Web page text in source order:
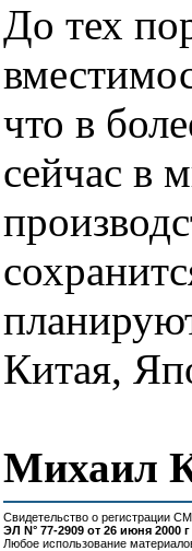
До тех
что в
сейчас в
Китая,
Свидетельство о регистрации
ЭЛ N° 77-2909 от 26 июня 2000 г
Любое использование